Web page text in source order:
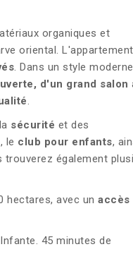
organiques et
oriental.
. Dans un style
d'un grand salon
.
sécurité et des
, le club pour enfants,
trouverez également
hectares, avec un accès
45 minutes de